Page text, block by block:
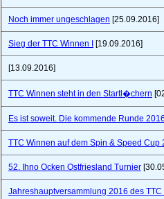
Noch immer ungeschlagen [25.09.2016]
Sieg der TTC Winnen I [19.09.2016]
[13.09.2016]
TTC Winnen steht in den Startl�chern
Es ist soweit. Die kommende Runde
TTC Winnen auf dem Spin & Speed Cup
52. Ihno Ocken Ostfriesland Turnier
Jahreshauptversammlung 2016 des TTC